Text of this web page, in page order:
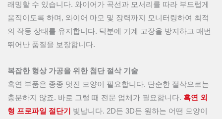
래밍할 수 있습니다. 와이어가 곡선과 모서리를 따라 부드럽게
움직이도록 하며, 와이어 마모 및 장력까지 모니터링하여 최적
의 작동 상태를 유지합니다. 덕분에 기계 고장을 방지하고 매번
뛰어난 품질을 보장합니다.
복잡한 형상 가공을 위한 첨단 절삭 기술
흑연 부품은 종종 멋진 모양이 필요합니다. 단순한 절삭으로는
충분하지 않죠. 바로 그럴 때 전문 업체가 필요합니다. 흑연 외
형 프로파일 절단기
빛납니다. 2D든 3D든 원하는 어떤 모양이